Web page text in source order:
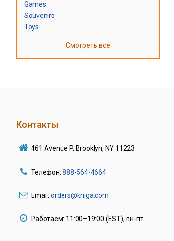
Games
Souvenirs
Toys
Смотреть все
Контакты
461 Avenue P, Brooklyn, NY 11223
Телефон: 888-564-4664
Email: orders@kniga.com
Работаем: 11:00–19:00 (EST), пн-пт